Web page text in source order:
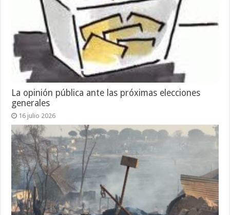
La opinión pública ante las próximas elecciones
generales
16 julio 2026